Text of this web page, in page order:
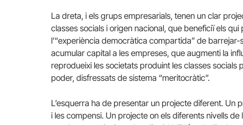
La dreta, i els grups empresarials, tenen un clar
classes socials i origen nacional, que beneficiï els
l’“experiència democràtica compartida” de
acumular capital a les empreses, que augmenti la
reprodueixi les societats produint les classes socials
poder, disfressats de sistema “meritocràtic”.
L’esquerra ha de presentar un projecte diferent.
i les compensi. Un projecte on els diferents nivells de